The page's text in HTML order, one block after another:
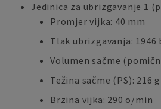
Jedinica za ubrizgavanje 1
Promjer vijka: 40 mm
Tlak ubrizgavanja: 1946
Volumen sačme
Težina sačme (PS): 216 g
Brzina vijka: 290 o/min